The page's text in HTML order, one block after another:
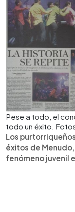
Pese a todo, el
todo un éxito.
Los
éxitos de Menudo,
fenómeno juvenil